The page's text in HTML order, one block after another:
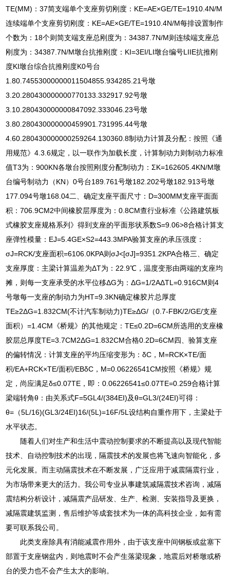
TE(MM)：37简支端单个支座剪切刚度：KE=AE×GE/TE=1910.4N/M
连续端单个支座剪切刚度：KE=AE×GE/TE=1910.4N/M每排设置制作
个数为：18个则简支端支座总刚度为：34387.7N/M则连续端支座总
刚度为：34387.7N/M墩台抗推刚度：KI=3EI/LI墩台编号LIIE抗推刚
度KI墩台综合抗推刚度K0号台
1.80.74553000000011504855.934285.21号墩
3.20.280430000000770133.332917.92号墩
3.10.280430000000847092.333046.23号墩
3.80.280430000000459901.731995.44号墩
4.60.280430000000259264.130360.8制动力计算及分配：按照《通
用规范》4.3.6规定，以一联作为加载长度，计算制动力则制动力标准
值T3为：900KN各墩台按照刚度分配制动力：ΣK=162605.4KN/M墩
台编号制动力（KN）0号台189.761号墩182.202号墩182.913号墩
177.094号墩168.04二、确定支座平面尺寸：D=300MM支座平面面
积：706.9CM2中间橡胶层厚度为：0.8CM查行业标准《公路建筑板
式橡胶支座规格系列》得到支座的平面形状系数S=9.06>8合格计算支
座弹性模量：EJ=5.4GE×S2=443.3MPA验算支座的承压强度：
σJ=RCK/支座面积=6106.0KPA则σJ<[σJ]=9351.2KPA合格三、确定
支座厚度：主梁计算温差为ΔT为：22.9℃，温度变形由两端的支座均
摊，则每一支座承受的水平位移ΔG为：ΔG=1/2AΔTL=0.916CM则4
号墩每一支座的制动力为HT=9.3KN确定橡胶片总厚度
TE≥2ΔG=1.832CM(不计汽车制动力)TE≥ΔG/（0.7-FBK/2/GE/支座
面积）=1.4CM《桥规》的其他规定：TE≤0.2D=6CM所选用的支座橡
胶层总厚度TE=3.7CM2ΔG=1.832CM合格0.2D=6CM四、验算支座
的偏转情况：计算支座的平均压缩变形为：δC，M=RCK×TE/面
积/EA+RCK×TE/面积/EBδC，M=0.06226541CM按照《桥规》规
定，尚应满足δ≤0.07TE，即：0.06226541≤0.07TE=0.259合格计算
梁端转角θ：由关系式F=5GL4/(384EI)及θ=GL3/(24EI)可得：
θ=（5L/16)(GL3/24EI)16/(5L)=16F/5L设结构自重作用下，主梁处于
水平状态。
随着人们对生产和生活中震动控制要求的不断提高以及现代智能
技术、自动控制技术的出现，隔震技术的发展也将飞速向智能化，多
元化发展。而主动隔震技术在不断发展，广泛应用于减震隔震行业，
为市场带来更大的活力。我公司专业从事建筑减隔震技术咨询，减隔
震结构分析设计，减隔震产品研发、生产、检测、安装指导及更换，
减隔震建筑监测，售后维护等成套技术为一体的高科技企业，如有需
要可联系我公司。
此类支座除具有消能减震作用外，由于该支座中间钢板或盆塞下
部置于支座钢盆内，则地震时不会产生落梁现象，地震后对桥墩或桥
台的受力也不会产生太大的影响。